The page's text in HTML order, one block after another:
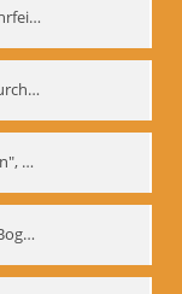
Demonstration der Etüde „Die Ohrfeige“
Demonstration des „Daktylus“ durch Gennadij Nikolajewitsch Bogdanow, Berlin 1991
Etüde "Der Schuss mit dem Bogen", Gennadij Bogdanow
Etüde "Der Steinwurf", Gennadij Bogdanow